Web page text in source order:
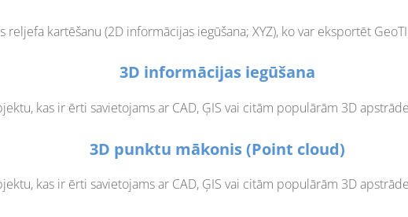
reljefa kartēšanu (2D informācijas iegūšana; XYZ), ko var eksportēt
3D informācijas iegūšana
kas ir ērti savietojams ar CAD, ĢIS vai citām populārām 3D
3D punktu mākonis (Point cloud)
kas ir ērti savietojams ar CAD, ĢIS vai citām populārām 3D